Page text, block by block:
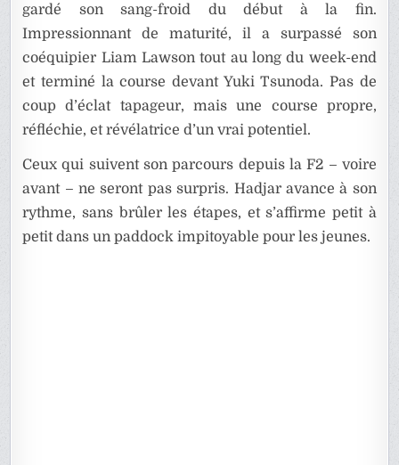
gardé son sang-froid du début à la fin.
Impressionnant de maturité, il a surpassé son
coéquipier Liam Lawson tout au long du week-end
et terminé la course devant Yuki Tsunoda. Pas de
coup d’éclat tapageur, mais une course propre,
réfléchie, et révélatrice d’un vrai potentiel.
Ceux qui suivent son parcours depuis la F2 – voire
avant – ne seront pas surpris. Hadjar avance à son
rythme, sans brûler les étapes, et s’affirme petit à
petit dans un paddock impitoyable pour les jeunes.